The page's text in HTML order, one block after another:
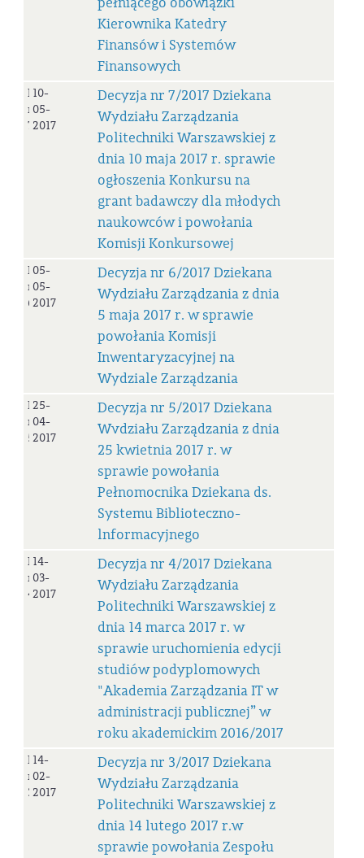
Kierownika Katedry
Finansów i Systemów
Finansowych
Decyzja
nr
7/2017
10-
05-
2017
Decyzja nr 7/2017 Dziekana
Wydziału Zarządzania
Politechniki Warszawskiej z
dnia 10 maja 2017 r. sprawie
ogłoszenia Konkursu na
grant badawczy dla młodych
naukowców i powołania
Komisji Konkursowej
Decyzja
nr
6/2017
05-
05-
2017
Decyzja nr 6/2017 Dziekana
Wydziału Zarządzania z dnia
5 maja 2017 r. w sprawie
powołania Komisji
Inwentaryzacyjnej na
Wydziale Zarządzania
Decyzja
nr
5/2017
25-
04-
2017
Decyzja nr 5/2017 Dziekana
Wvdziału Zarządzania z dnia
25 kwietnia 2017 r. w
sprawie powołania
Pełnomocnika Dziekana ds.
Systemu Biblioteczno-
lnformacyjnego
Decyzja
nr
4/2017
14-
03-
2017
Decyzja nr 4/2017 Dziekana
Wydziału Zarządzania
Politechniki Warszawskiej z
dnia 14 marca 2017 r. w
sprawie uruchomienia edycji
studiów podyplomowych
"Akademia Zarządzania IT w
administracji publicznej” w
roku akademickim 2016/2017
Decyzja
nr
3/2017
14-
02-
2017
Decyzja nr 3/2017 Dziekana
Wydziału Zarządzania
Politechniki Warszawskiej z
dnia 14 lutego 2017 r.w
sprawie powołania Zespołu